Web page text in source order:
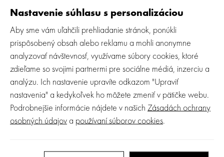
Body Bag | Burgundy
79.95 €
veľkosť: 70 cm
79.99 €
NOVINKA
Nastavenie súhlasu s personalizáciou
Aby sme vám uľahčili prehliadanie stránok, ponúkli
prispôsobený obsah alebo reklamu a mohli anonymne
analyzovať návštevnosť, využívame súbory cookies, ktoré
zdieľame so svojimi partnermi pre sociálne médiá, inzerciu a
analýzu. Ich nastavenie upravíte odkazom "Upraviť
nastavenia" a kedykoľvek ho môžete zmeniť v pätičke webu.
Podrobnejšie informácie nájdete v našich Zásadách ochrany
osobných údajova používaní súborov cookies.